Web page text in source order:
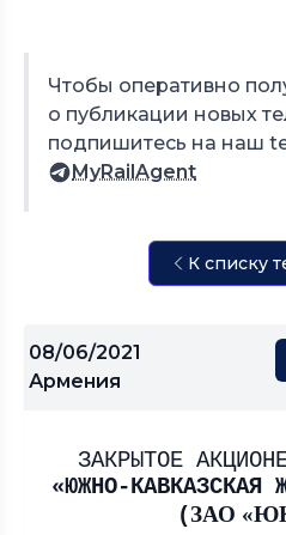
Чтобы оперативно
о публикации новых
подпишитесь на наш
MyRailAgent
К списку
08/06/2021
Армения
ЗАКРЫТОЕ
«ЮЖНО-КАВКАЗСКАЯ
(ЗАО